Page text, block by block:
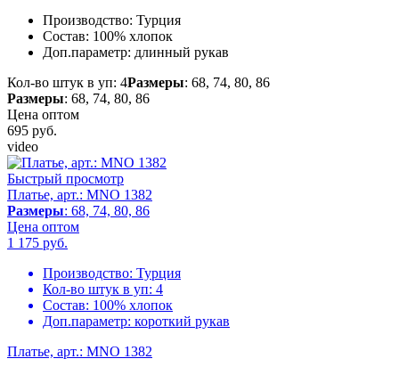
Производство: Турция
Состав: 100% хлопок
Доп.параметр: длинный рукав
Кол-во штук в уп: 4Размеры: 68, 74, 80, 86
Размеры: 68, 74, 80, 86
Цена оптом
695 руб.
video
Быстрый просмотр
Платье, арт.: MNO 1382
Размеры: 68, 74, 80, 86
Цена оптом
1 175 руб.
Производство: Турция
Кол-во штук в уп: 4
Состав: 100% хлопок
Доп.параметр: короткий рукав
Платье, арт.: MNO 1382